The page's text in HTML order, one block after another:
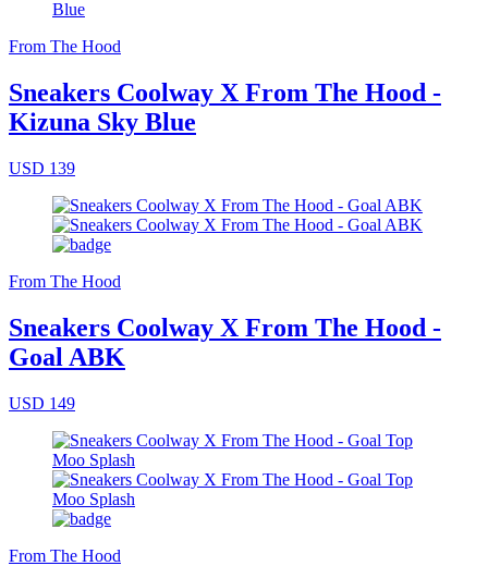
From The Hood
Sneakers Coolway X From The Hood -
Kizuna Sky Blue
USD 139
From The Hood
Sneakers Coolway X From The Hood -
Goal ABK
USD 149
From The Hood